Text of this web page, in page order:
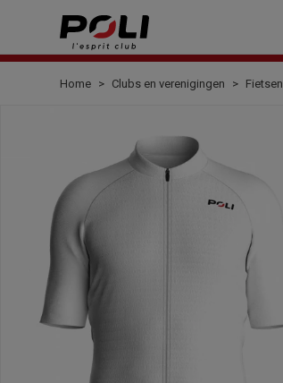
Home Clubs en verenigingen Fietsen